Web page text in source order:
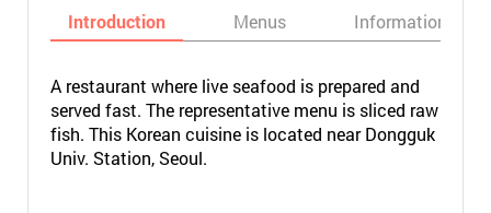
Introduction Menus Informations
A restaurant where live seafood is prepared and
served fast. The representative menu is sliced raw
fish. This Korean cuisine is located near Dongguk
Univ. Station, Seoul.